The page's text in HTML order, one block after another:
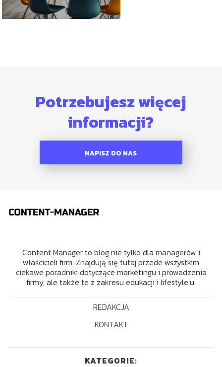
Potrzebujesz więcej
informacji?
NAPISZ DO NAS
Content Manager to blog nie tylko dla managerów i
właścicieli firm. Znajdują się tutaj przede wszystkim
ciekawe poradniki dotyczące marketingu i prowadzenia
firmy, ale także te z zakresu edukacji i lifestyle’u.
REDAKCJA
KONTAKT
KATEGORIE: